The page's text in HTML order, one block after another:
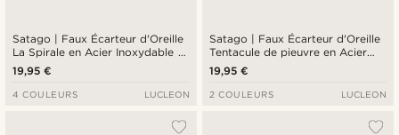
Satago | Faux Écarteur d'Oreille
La Spirale en Acier Inoxydable et
acrylique bleu & noir
19,95 €
4 COULEURS LUCLEON
Satago | Faux Écarteur d'Oreille
Tentacule de pieuvre en Acier
Inoxydable gris anthracite
19,95 €
2 COULEURS LUCLEON